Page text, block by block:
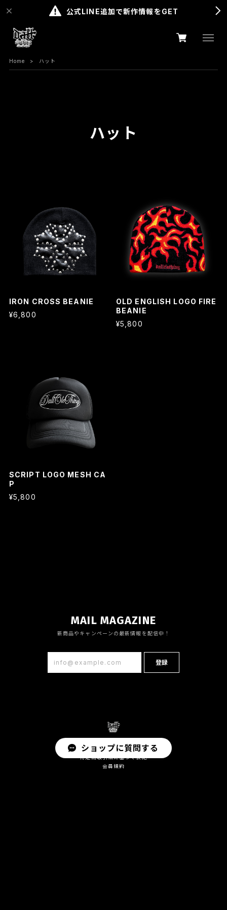
公式LINE追加で新作情報をGET
Home ハット
ハット
IRON CROSS BEANIE
¥6,800
OLD ENGLISH LOGO FIRE
BEANIE
¥5,800
SCRIPT LOGO MESH CA
P
¥5,800
MAIL MAGAZINE
新商品やキャンペーンの最新情報を配信中！
登録
プライバシーポリシー
特定商取引法に基づく表記
会員規約
ショップに質問する